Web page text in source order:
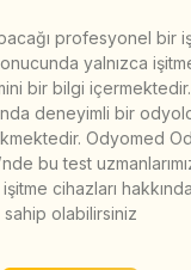
profesyonel bir
yalnızca
bir bilgi
deneyimli bir
Odyomed
bu test
cihazları
sahip olabilirsiniz